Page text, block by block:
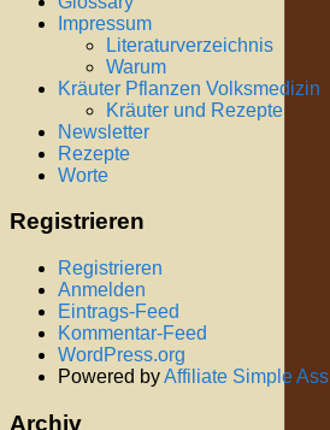
Impressum
Literaturverzeichnis
Warum
Kräuter Pflanzen Volksmedizin
Kräuter und Rezepte
Newsletter
Rezepte
Worte
Registrieren
Registrieren
Anmelden
Eintrags-Feed
Kommentar-Feed
WordPress.org
Powered byAffiliate Simple
Archiv